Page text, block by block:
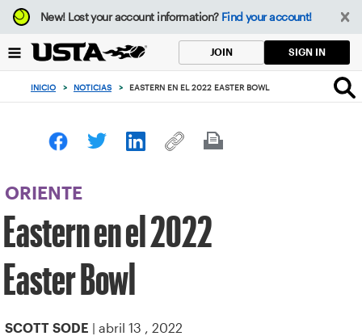
Enfoque
desde
botón
volver
principio
New!Lost your account information? Find your account!
JOIN SIGN IN
INICIO > NOTICIAS > EASTERN EN EL 2022 EASTER BOWL
ORIENTE
Eastern en el 2022
Easter Bowl
SCOTT SODE | abril 13 , 2022